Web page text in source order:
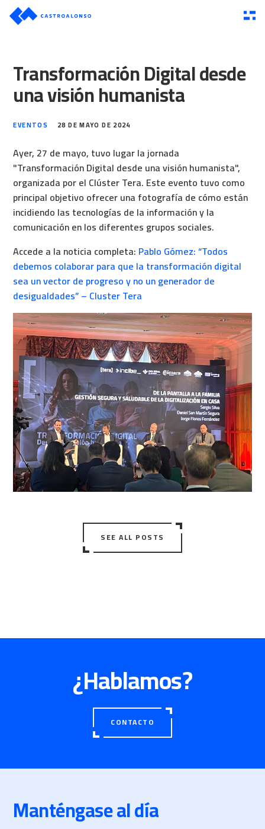
Transformación Digital desde
una visión humanista
EVENTOS 28 DE MAYO DE 2024
Ayer, 27 de mayo, tuvo lugar la jornada
"Transformación Digital desde una visión humanista",
organizada por el Clúster Tera. Este evento tuvo como
principal objetivo ofrecer una fotografía de cómo están
incidiendo las tecnologías de la información y la
comunicación en los diferentes grupos sociales.
Accede a la noticia completa: Pablo Gómez: “Todos
debemos colaborar para que la transformación digital
sea un vector de progreso y no un generador de
desigualdades” – Cluster Tera
SEE ALL POSTS
¿Hablamos?
CONTACTO
Manténgase al día